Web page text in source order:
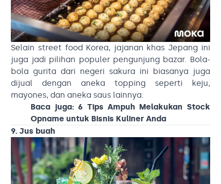
Selain street food Korea, jajanan khas Jepang ini
juga jadi pilihan populer pengunjung bazar. Bola-
bola gurita dari negeri sakura ini biasanya juga
dijual dengan aneka topping seperti keju,
mayones, dan aneka saus lainnya.
Baca juga:6 Tips Ampuh Melakukan Stock
Opname untuk Bisnis Kuliner Anda
9. Jus buah